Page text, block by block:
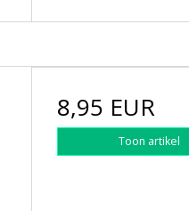
8,95 EUR
Toon artikel